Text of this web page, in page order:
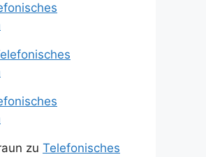
zu Telefonisches